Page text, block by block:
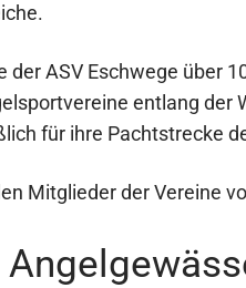
der ASV Eschwege über
entlang der
für ihre Pachtstrecke
Mitglieder der Vereine